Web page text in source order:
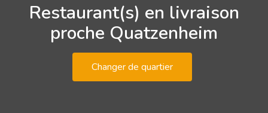
Restaurant(s) en livraison
proche Quatzenheim
Changer de quartier